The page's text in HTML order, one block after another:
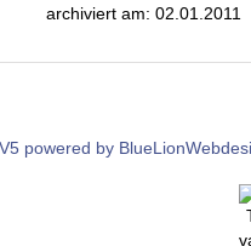
archiviert am: 02.01.2011
powered by